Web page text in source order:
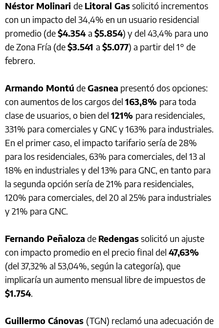
Néstor Molinari de Litoral Gassolicitó incrementos
con un impacto del 34,4% en un usuario residencial
promedio (de$4.354a $5.854) y del 43,4% para uno
de Zona Fría (de$3.541 a $5.077) a partir del 1° de
febrero.
Armando Montú deGasnea presentó dos opciones:
con aumentos de los cargos del 163,8% para toda
clase de usuarios, o bien del 121% para residenciales,
331% para comerciales y GNC y 163% para industriales.
En el primer caso, el impacto tarifario sería de 28%
para los residenciales, 63% para comerciales, del 13 al
18% en industriales y del 13% para GNC, en tanto para
la segunda opción sería de 21% para residenciales,
120% para comerciales, del 20 al 25% para industriales
y 21% para GNC.
Fernando Peñaloza de Redengassolicitó un ajuste
con impacto promedio en el precio final del 47,63%
(del 37,32% al 53,04%, según la categoría), que
implicaría un aumento mensual libre de impuestos de
$1.754.
Guillermo Cánovas (TGN) reclamó una adecuación de